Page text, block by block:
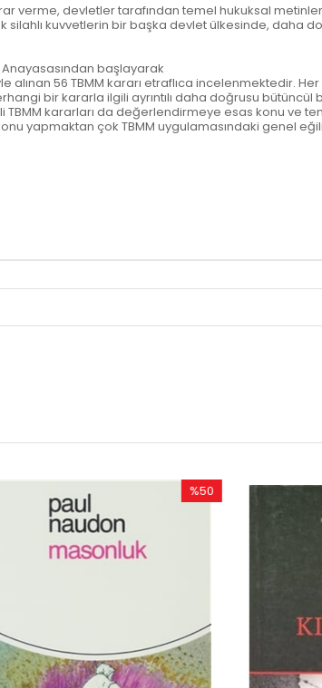
verme, devletler tarafından temel hukuksal
kuvvetlerin bir başka devlet ülkesinde, daha
Anayasasından başlayarak
alınan 56 TBMM kararı etraflıca incelenmektedir.
bir kararla ilgili ayrıntılı daha doğrusu bütüncül
kararları da değerlendirmeye esas konu ve
yapmaktan çok TBMM uygulamasındaki genel